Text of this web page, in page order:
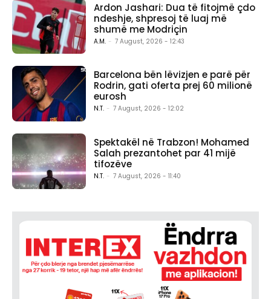
Ardon Jashari: Dua të fitojmë çdo
ndeshje, shpresoj të luaj më
shumë me Modriçin
A.M. - 7 August, 2026 - 12:43
Barcelona bën lëvizjen e parë për
Rodrin, gati oferta prej 60 milionë
eurosh
N.T. - 7 August, 2026 - 12:02
Spektakël në Trabzon! Mohamed
Salah prezantohet par 41 mijë
tifozëve
N.T. - 7 August, 2026 - 11:40